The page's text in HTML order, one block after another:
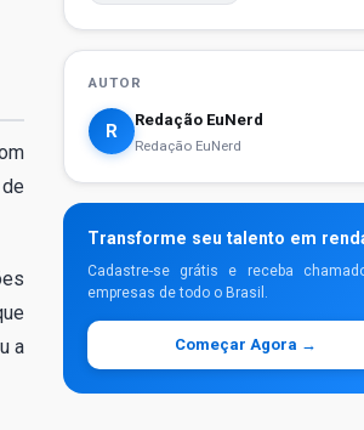
a
AUTOR
R
Redação EuNerd
Redação EuNerd
Transforme seu talento em
Cadastre-se grátis e receba
empresas de todo o Brasil.
Começar Agora →